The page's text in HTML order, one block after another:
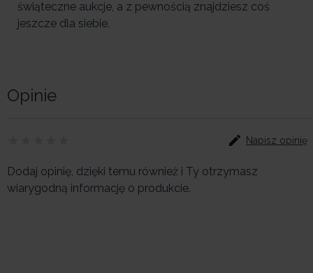
świąteczne aukcje, a z pewnością znajdziesz coś
jeszcze dla siebie.
Opinie
Napisz opinię
Dodaj opinię, dzięki temu również i Ty otrzymasz
wiarygodną informację o produkcie.